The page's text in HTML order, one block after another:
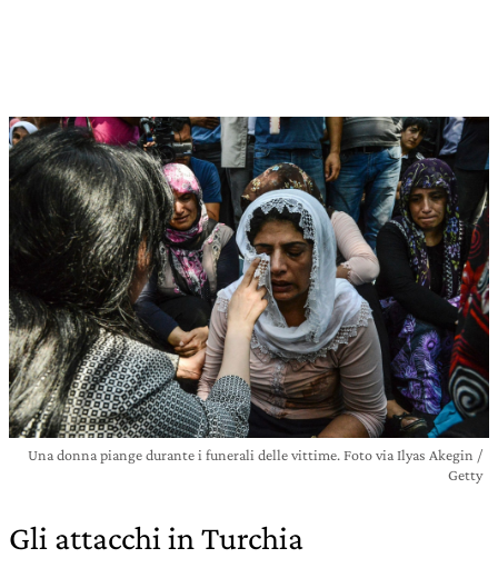
Una donna piange durante i funerali delle vittime. Foto via Ilyas Akegin /
Getty
Gli attacchi in Turchia